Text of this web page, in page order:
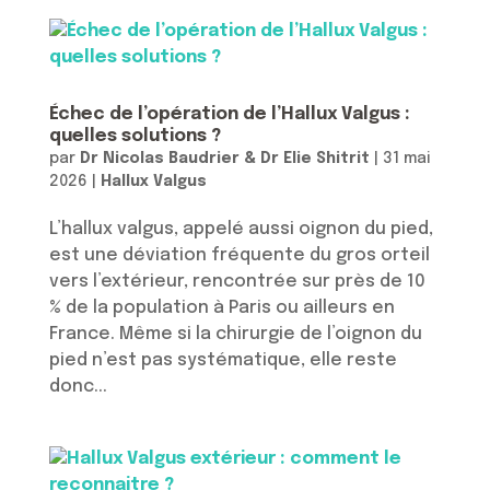
Échec de l’opération de l’Hallux Valgus :
quelles solutions ?
par Dr Nicolas Baudrier & Dr Elie Shitrit
31 mai
2026
Hallux Valgus
L’hallux valgus, appelé aussi oignon du pied,
est une déviation fréquente du gros orteil
vers l’extérieur, rencontrée sur près de 10
% de la population à Paris ou ailleurs en
France. Même si la chirurgie de l’oignon du
pied n’est pas systématique, elle reste
donc...